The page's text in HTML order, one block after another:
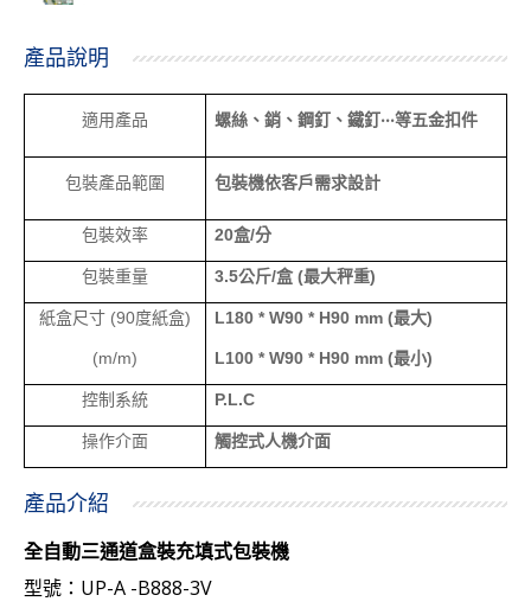
產品說明
適用產品 螺絲、銷、鋼釘、鐵釘‧‧‧等五金扣件
包裝產品範圍 包裝機依客戶需求設計
包裝效率 20盒/分
包裝重量 3.5公斤/盒(最大秤重)
紙盒尺寸 (90度紙盒)
(m/m)
L180 * W90 * H90 mm (最大)
L100 * W90 * H90 mm (最小)
控制系統 P.L.C
操作介面 觸控式人機介面
產品介紹
全自動三通道盒裝充填式包裝機
型號： UP-A -B888-3V